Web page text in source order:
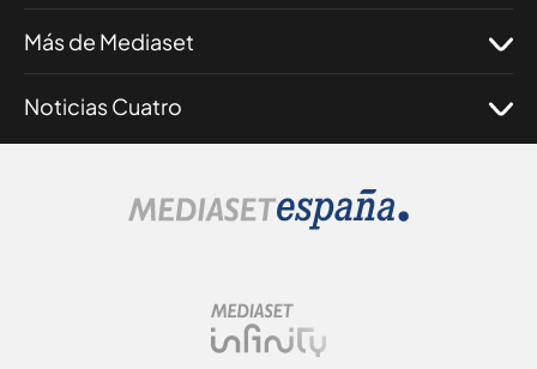
Más de Mediaset
Noticias Cuatro